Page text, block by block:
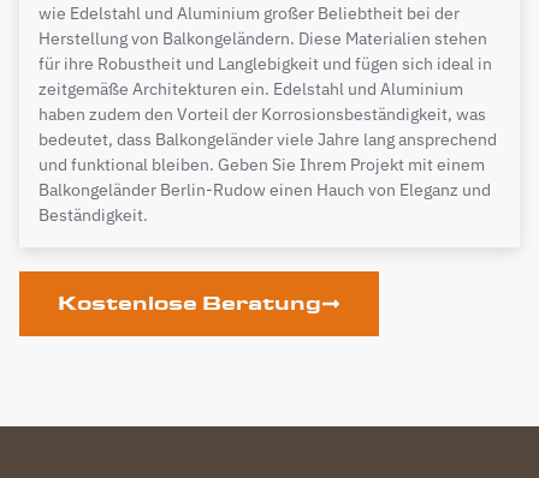
wie Edelstahl und Aluminium großer Beliebtheit bei der
Herstellung von Balkongeländern. Diese Materialien stehen
für ihre Robustheit und Langlebigkeit und fügen sich ideal in
zeitgemäße Architekturen ein. Edelstahl und Aluminium
haben zudem den Vorteil der Korrosionsbeständigkeit, was
bedeutet, dass Balkongeländer viele Jahre lang ansprechend
und funktional bleiben. Geben Sie Ihrem Projekt mit einem
Balkongeländer Berlin-Rudow einen Hauch von Eleganz und
Beständigkeit.
Kostenlose Beratung